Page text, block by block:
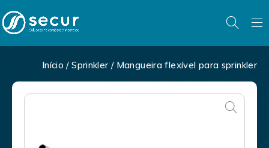
Início /Sprinkler / Mangueira flexível para sprinkler